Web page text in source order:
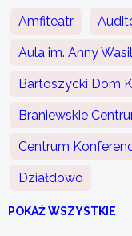
Amfiteatr
Aula im. Anny
Bartoszycki Dom
Braniewskie
Centrum
Działdowo
POKAŻ WSZYSTKIE